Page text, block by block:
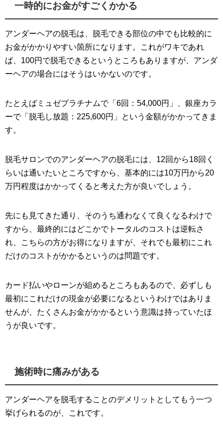
一時的にお金がすごくかかる
アンダーヘアの脱毛は、脱毛できる部位の中でも比較的に
お金がかかりやすい箇所になります。これがワキであれ
ば、100円で脱毛できるというところもありますが、アンダ
ーヘアの場合にはそうはいかないのです。
たとえばミュゼプラチナムで「6回：54,000円」、銀座カラ
ーで「脱毛し放題：225,600円」という金額がかかってきま
す。
脱毛サロンでのアンダーヘアの脱毛には、12回から18回く
らいは通いたいところですから、基本的には10万円から20
万円程度はかかってくると考えた方が良いでしょう。
先にも見てきた通り、そのうち通わなくて良くなるわけで
すから、最終的にはどこかでトータルのコストは逆転さ
れ、こちらの方がお得になりますが、それでも最初にこれ
だけのコストがかかるというのは問題です。
カード払いやローンが組めるところもあるので、必ずしも
最初にこれだけの現金が必要になるというわけではありま
せんが、たくさんお金がかかるという意識は持っていたほ
うが良いです。
施術時に痛みがある
アンダーヘアを脱毛することのデメリットとしてもう一つ
挙げられるのが、これです。